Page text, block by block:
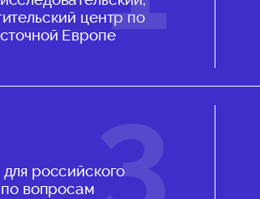
центр по
Европе
российского
вопросам